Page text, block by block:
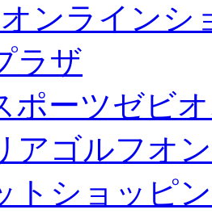
オンラインシ
ラザ
ポーツゼビ
アゴルフオ
トショッピ